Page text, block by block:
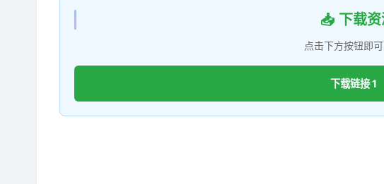
📥 下载
点击下方按钮即
下载链接 1